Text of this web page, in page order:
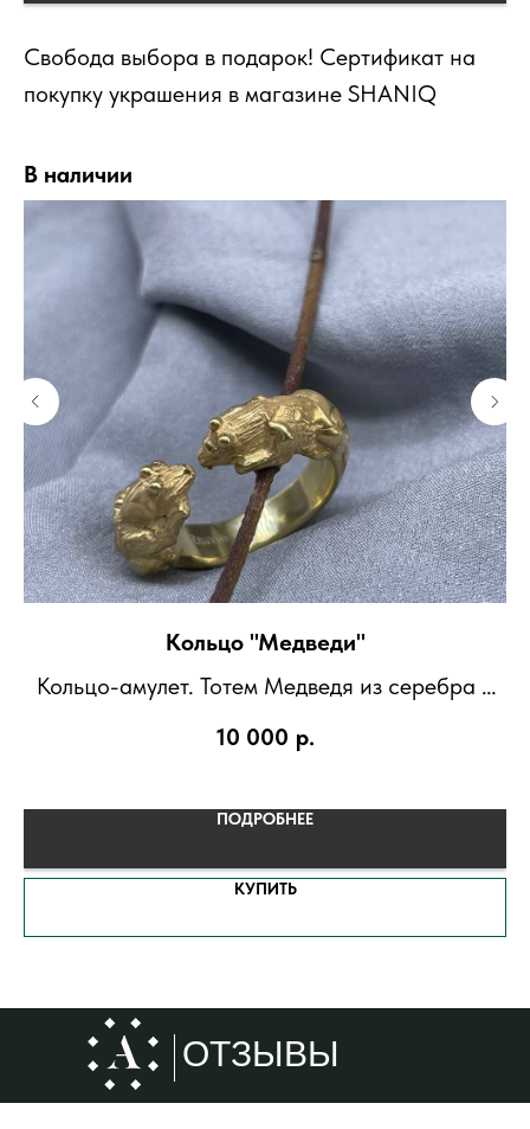
Свобода выбора в подарок! Сертификат на
покупку украшения в магазине SHANIQ
В наличии
Кольцо "Медведи"
Кольцо-амулет. Тотем Медведя из серебра с
позолотой
10 000 р.
ПОДРОБНЕЕ
КУПИТЬ
ОТЗЫВЫ